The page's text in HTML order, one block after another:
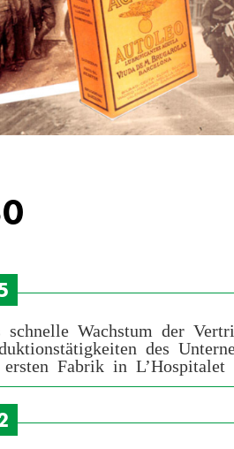
schnelle Wachstum der
des
Fabrik in L’Hospitalet